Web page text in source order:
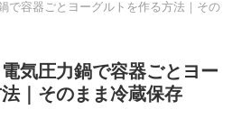
で容器ごとヨーグルトを作る方法｜その
電気圧力鍋で容器ごとヨー
｜そのまま冷蔵保存